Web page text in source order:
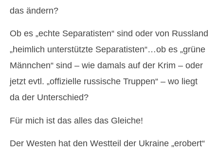
das ändern?
Ob es „echte Separatisten“ sind oder von Russland
„heimlich unterstützte Separatisten“…ob es „grüne
Männchen“ sind – wie damals auf der Krim – oder
jetzt evtl. „offizielle russische Truppen“ – wo liegt
da der Unterschied?
Für mich ist das alles das Gleiche!
Der Westen hat den Westteil der Ukraine „erobert“